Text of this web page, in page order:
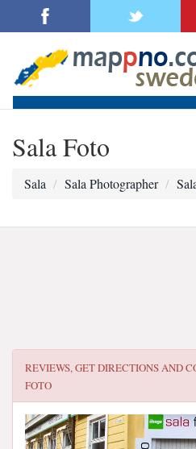
Sala Foto
Sala Sala Photographer
REVIEWS, GET DIRECTIONS AND
FOTO